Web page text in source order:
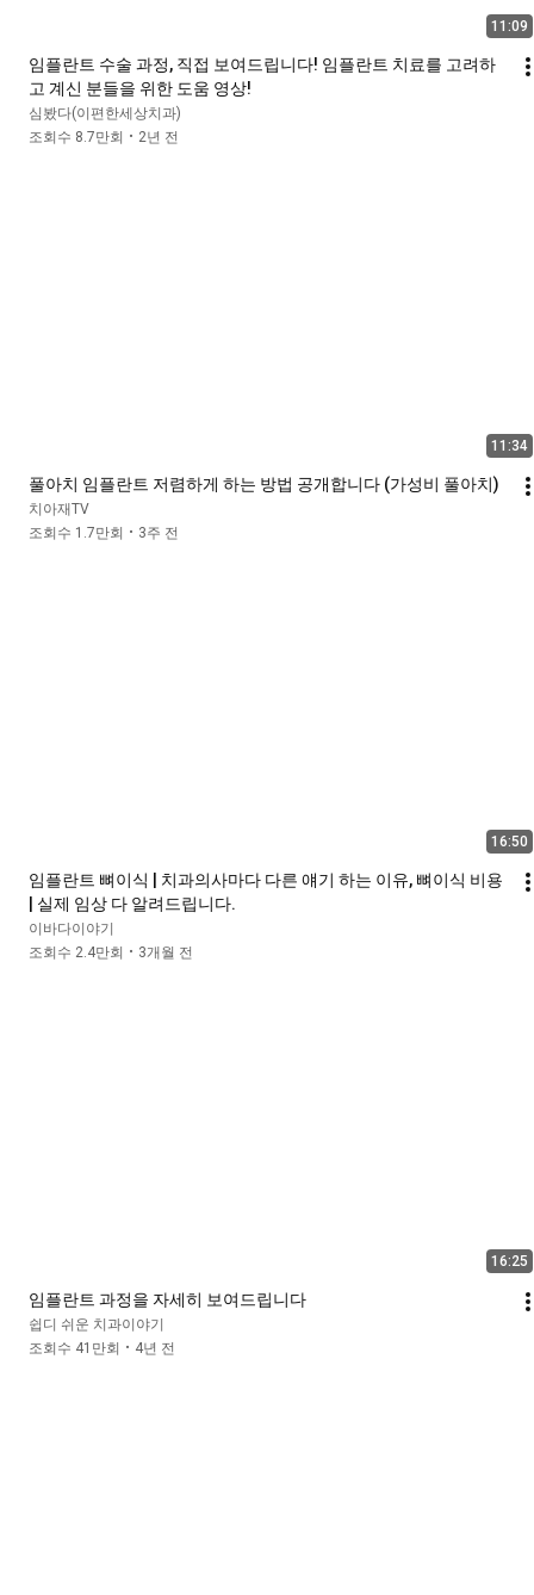
11:09
임플란트 수술 과정, 직접 보여드립니다! 임플란트 치료를 고려하
고 계신 분들을 위한 도움 영상!
심봤다(이편한세상치과)
조회수 8.7만회
• 2년 전
11:34
풀아치 임플란트 저렴하게 하는 방법 공개합니다 (가성비 풀아치)
치아재TV
조회수 1.7만회
• 3주 전
16:50
임플란트 뼈이식 | 치과의사마다 다른 얘기 하는 이유, 뼈이식 비용
| 실제 임상 다 알려드립니다.
이바다이야기
조회수 2.4만회
• 3개월 전
16:25
임플란트 과정을 자세히 보여드립니다
쉽디 쉬운 치과이야기
조회수 41만회
• 4년 전